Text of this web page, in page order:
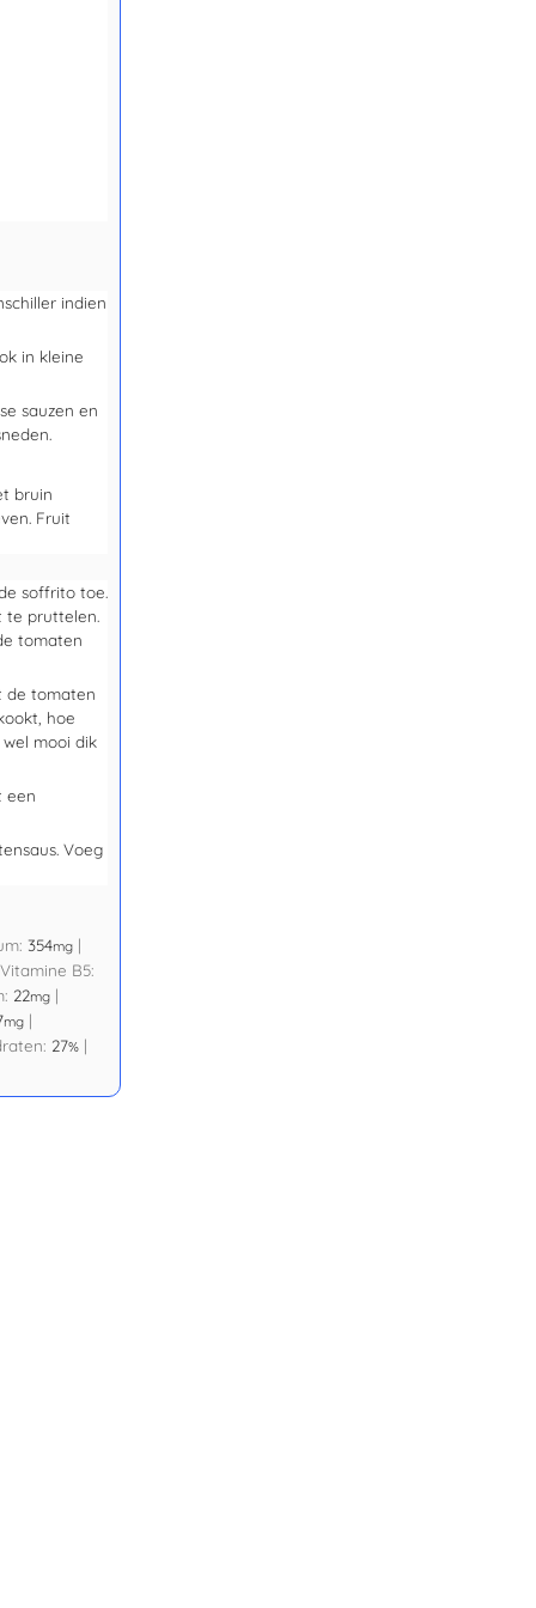
indien
in kleine
sauzen en
bruin
Fruit
soffrito toe.
te pruttelen.
tomaten
de tomaten
hoe
mooi dik
een
Voeg
354mg |
Vitamine B5:
22mg |
mg |
27% |